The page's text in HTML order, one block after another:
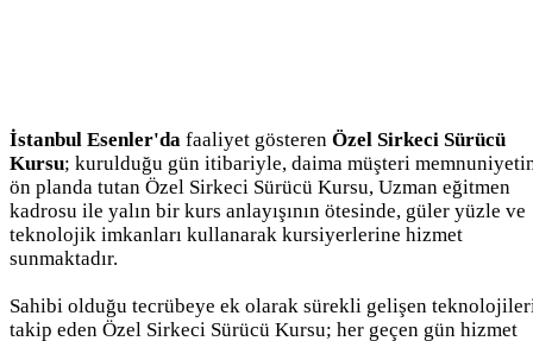
İstanbul Esenler'da faaliyet gösteren Özel Sirkeci Sürücü
Kursu; kurulduğu gün itibariyle, daima müşteri
ön planda tutan Özel Sirkeci Sürücü Kursu, Uzman eğitmen
kadrosu ile yalın bir kurs anlayışının ötesinde, güler yüzle ve
teknolojik imkanları kullanarak kursiyerlerine hizmet
sunmaktadır.
Sahibi olduğu tecrübeye ek olarak sürekli gelişen
takip eden Özel Sirkeci Sürücü Kursu; her geçen gün hizmet